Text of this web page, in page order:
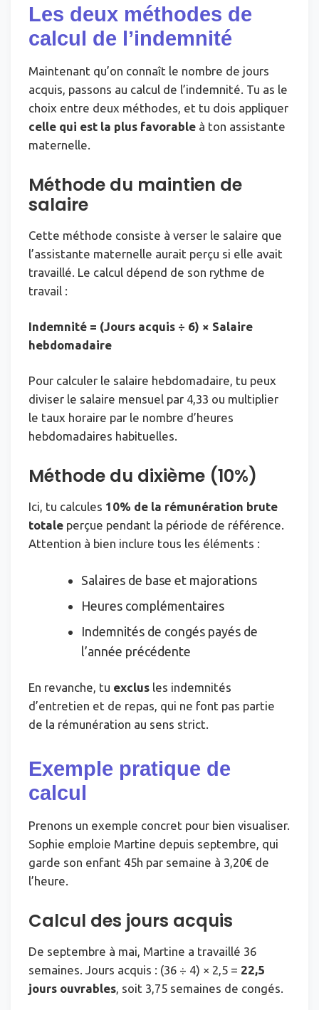
Les deux méthodes de
calcul de l’indemnité
Maintenant qu’on connaît le nombre de jours
acquis, passons au calcul de l’indemnité. Tu as le
choix entre deux méthodes, et tu dois appliquer
celle qui est la plus favorable à ton assistante
maternelle.
Méthode du maintien de
salaire
Cette méthode consiste à verser le salaire que
l’assistante maternelle aurait perçu si elle avait
travaillé. Le calcul dépend de son rythme de
travail :
Indemnité = (Jours acquis ÷ 6) × Salaire
hebdomadaire
Pour calculer le salaire hebdomadaire, tu peux
diviser le salaire mensuel par 4,33 ou multiplier
le taux horaire par le nombre d’heures
hebdomadaires habituelles.
Méthode du dixième (10%)
Ici, tu calcules 10% de la rémunération brute
totale perçue pendant la période de référence.
Attention à bien inclure tous les éléments :
Salaires de base et majorations
Heures complémentaires
Indemnités de congés payés de
l’année précédente
En revanche, tu exclus les indemnités
d’entretien et de repas, qui ne font pas partie
de la rémunération au sens strict.
Exemple pratique de
calcul
Prenons un exemple concret pour bien visualiser.
Sophie emploie Martine depuis septembre, qui
garde son enfant 45h par semaine à 3,20€ de
l’heure.
Calcul des jours acquis
De septembre à mai, Martine a travaillé 36
semaines. Jours acquis : (36 ÷ 4) × 2,5 = 22,5
jours ouvrables, soit 3,75 semaines de congés.